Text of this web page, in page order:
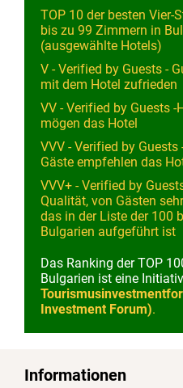
TOP 10 der besten Vier-
bis zu 99 Zimmern in
(ausgewählte Hotels)
V - Verified by Guests -
mit dem Hotel zufrieden
VV - Verified by Guests -
mögen das Hotel
VVV - Verified by
Gäste empfehlen das
VVV+ - Verified by
Qualität, von Gästen
das in der Liste der 100
Bulgarien aufgeführt ist
Das Ranking der TOP
Bulgarien ist eine
Investment Forum).
Informationen